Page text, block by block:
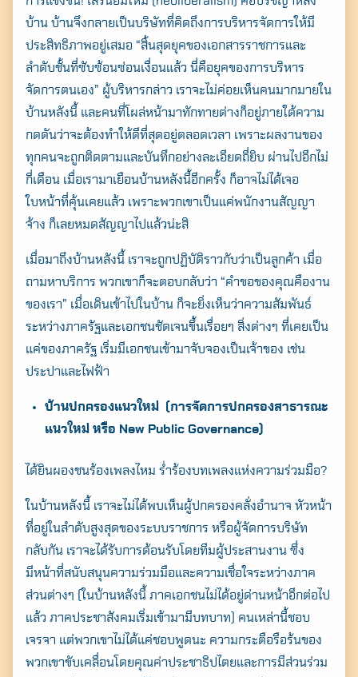
บ้าน บ้านจึงกลายเป็นบริษัทที่คิดถึงการบริหารจัดการให้มี
ประสิทธิภาพอยู่เสมอ “สิ้นสุดยุคของเอกสารราชการและ
ลำดับชั้นที่ซับซ้อนซ่อนเงื่อนแล้ว นี่คือยุคของการบริหาร
จัดการตนเอง” ผู้บริหารกล่าว เราจะไม่ค่อยเห็นคนมากมายใน
บ้านหลังนี้ และคนที่โผล่หน้ามาทักทายต่างก็อยู่ภายใต้ความ
กดดันว่าจะต้องทำให้ดีที่สุดอยู่ตลอดเวลา เพราะผลงานของ
ทุกคนจะถูกติดตามและบันทึกอย่างละเอียดถี่ยิบ ผ่านไปอีกไม่
กี่เดือน เมื่อเรามาเยือนบ้านหลังนี้อีกครั้ง ก็อาจไม่ได้เจอ
ใบหน้าที่คุ้นเคยแล้ว เพราะพวกเขาเป็นแค่พนักงานสัญญา
จ้าง ก็เลยหมดสัญญาไปแล้วน่ะสิ
เมื่อมาถึงบ้านหลังนี้ เราจะถูกปฏิบัติราวกับว่าเป็นลูกค้า เมื่อ
ถามหาบริการ พวกเขาก็จะตอบกลับว่า “คำขอของคุณคืองาน
ของเรา” เมื่อเดินเข้าไปในบ้าน ก็จะยิ่งเห็นว่าความสัมพันธ์
ระหว่างภาครัฐและเอกชนชัดเจนขึ้นเรื่อยๆ สิ่งต่างๆ ที่เคยเป็น
แค่ของภาครัฐ เริ่มมีเอกชนเข้ามาจับจองเป็นเจ้าของ เช่น
ประปาและไฟฟ้า
บ้านปกครองแนวใหม่ (การจัดการปกครองสาธารณะ
แนวใหม่ หรือ New Public Governance)
ได้ยินผองชนร้องเพลงไหม ร่ำร้องบทเพลงแห่งความร่วมมือ?
ในบ้านหลังนี้ เราจะไม่ได้พบเห็นผู้ปกครองคลั่งอำนาจ หัวหน้า
ที่อยู่ในลำดับสูงสุดของระบบราชการ หรือผู้จัดการบริษัท
กลับกัน เราจะได้รับการต้อนรับโดยทีมผู้ประสานงาน ซึ่ง
มีหน้าที่สนับสนุนความร่วมมือและความเชื่อใจระหว่างภาค
ส่วนต่างๆ (ในบ้านหลังนี้ ภาคเอกชนไม่ได้อยู่ด่านหน้าอีกต่อไป
แล้ว ภาคประชาสังคมเริ่มเข้ามามีบทบาท) คนเหล่านี้ชอบ
เจรจา แต่พวกเขาไม่ได้แค่ชอบพูดนะ ความกระตือรือร้นของ
พวกเขาขับเคลื่อนโดยคุณค่าประชาธิปไตยและการมีส่วนร่วม